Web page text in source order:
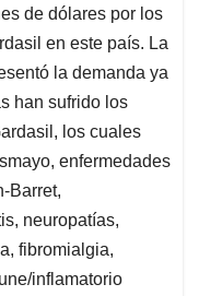
de dólares por los
en este país. La
la demanda ya
han sufrido los
los cuales
enfermedades
Barret,
neuropatías,
fibromialgia,
inflamatorio